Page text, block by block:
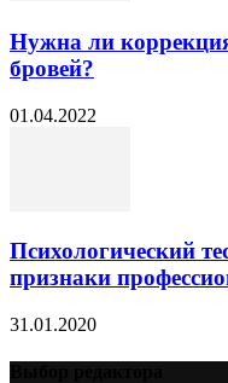
Нужна ли
бровей?
01.04.2022
Психологический
признаки
31.01.2020